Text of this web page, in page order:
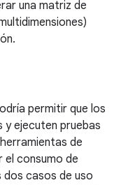
una matriz de
permitir que los
y ejecuten pruebas
de
el consumo de
dos casos de uso